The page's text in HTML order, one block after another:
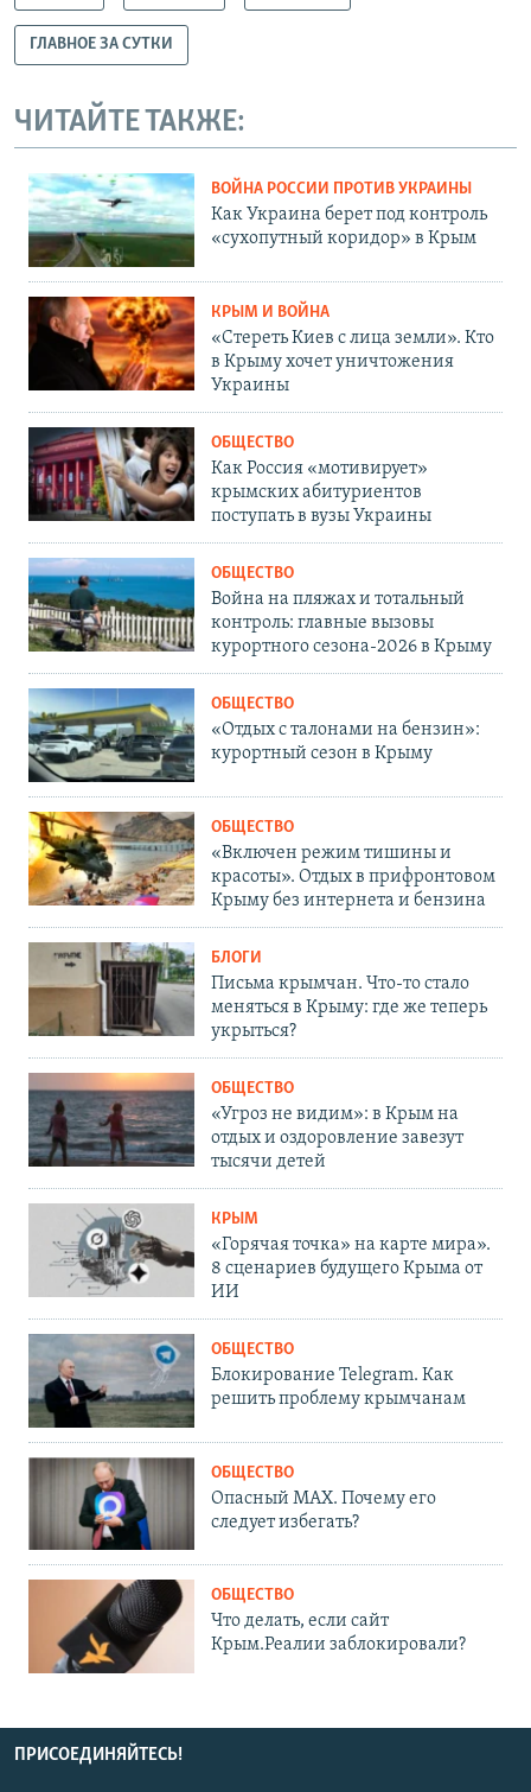
ГЛАВНОЕ ЗА СУТКИ
ЧИТАЙТЕ ТАКЖЕ:
ВОЙНА РОССИИ ПРОТИВ УКРАИНЫ
Как Украина берет под контроль
«сухопутный коридор» в Крым
КРЫМ И ВОЙНА
«Стереть Киев с лица земли». Кто
в Крыму хочет уничтожения
Украины
ОБЩЕСТВО
Как Россия «мотивирует»
крымских абитуриентов
поступать в вузы Украины
ОБЩЕСТВО
Война на пляжах и тотальный
контроль: главные вызовы
курортного сезона-2026 в Крыму
ОБЩЕСТВО
«Отдых с талонами на бензин»:
курортный сезон в Крыму
ОБЩЕСТВО
«Включен режим тишины и
красоты». Отдых в прифронтовом
Крыму без интернета и бензина
БЛОГИ
Письма крымчан. Что-то стало
меняться в Крыму: где же теперь
укрыться?
ОБЩЕСТВО
«Угроз не видим»: в Крым на
отдых и оздоровление завезут
тысячи детей
КРЫМ
«Горячая точка» на карте мира».
8 сценариев будущего Крыма от
ИИ
ОБЩЕСТВО
Блокирование Telegram. Как
решить проблему крымчанам
ОБЩЕСТВО
Опасный MAX. Почему его
следует избегать?
ОБЩЕСТВО
Что делать, если сайт
Крым.Реалии заблокировали?
ПРИСОЕДИНЯЙТЕСЬ!